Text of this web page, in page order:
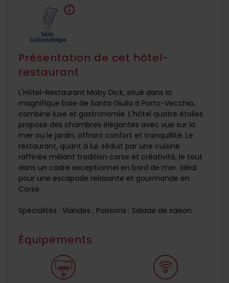
Présentation de cet hôtel-
restaurant
L'Hôtel-Restaurant Moby Dick, situé dans la
magnifique baie de Santa Giulia à Porto-Vecchio,
combine luxe et gastronomie. L'hôtel quatre étoiles
propose des chambres élégantes avec vue sur la
mer ou le jardin, offrant confort et tranquillité. Le
restaurant, quant à lui, séduit par une cuisine
raffinée mêlant tradition corse et créativité, le tout
dans un cadre exceptionnel en bord de mer. Idéal
pour une escapade relaxante et gourmande en
Corse.
Spécialités : Viandes ; Poissons ; Salade de saison.
info
Équipements